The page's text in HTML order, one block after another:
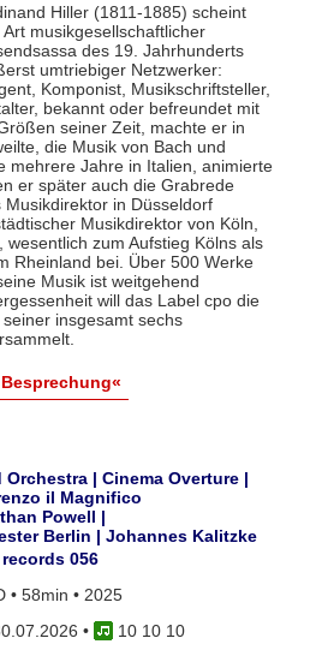
Hiller (1811-1885) scheint
Art musikgesellschaftlicher
des 19. Jahrhunderts
umtriebiger Netzwerker:
Komponist, Musikschriftsteller,
bekannt oder befreundet mit
seiner Zeit, machte er in
die Musik von Bach und
mehrere Jahre in Italien, animierte
er später auch die Grabrede
in Düsseldorf
Musikdirektor von Köln,
zum Aufstieg Kölns als
Rheinland bei. Über 500 Werke
Musik ist weitgehend
will das Label cpo die
insgesamt sechs
| Cinema Overture |
il Magnifico
Powell |
Berlin | Johannes Kalitzke
056
• 58min • 2025
•
10 10 10